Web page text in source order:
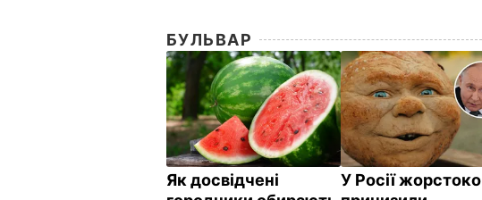
БУЛЬВАР
Як досвідчені
У Росії жорстоко